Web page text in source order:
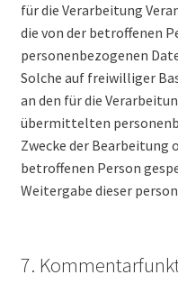
für die Verarbeitung
die von der betroffenen
personenbezogenen
Solche auf freiwilliger
an den für die
übermittelten
Zwecke der Bearbeitung
betroffenen Person
Weitergabe dieser
7.